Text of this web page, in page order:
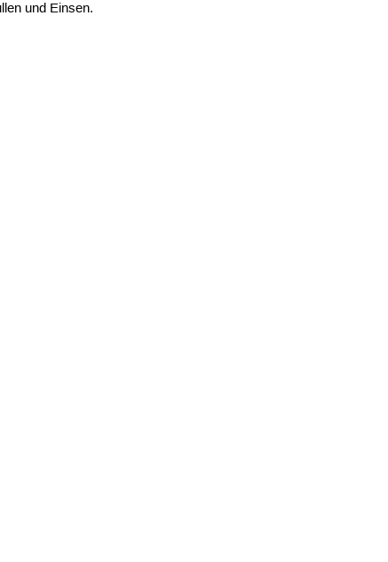
und Einsen.